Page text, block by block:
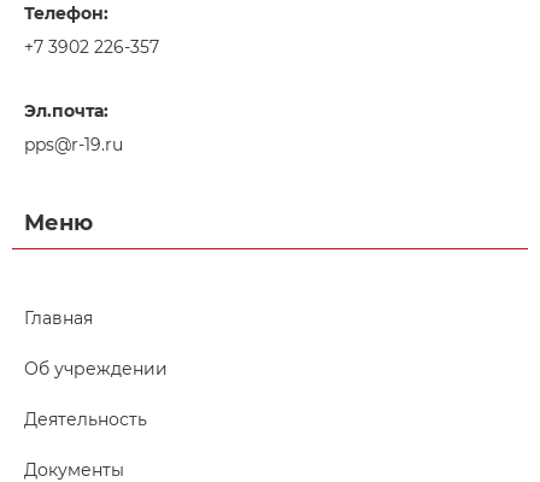
Телефон:
+7 3902 226-357
Эл.почта:
pps@r-19.ru
Меню
Главная
Об учреждении
Деятельность
Документы